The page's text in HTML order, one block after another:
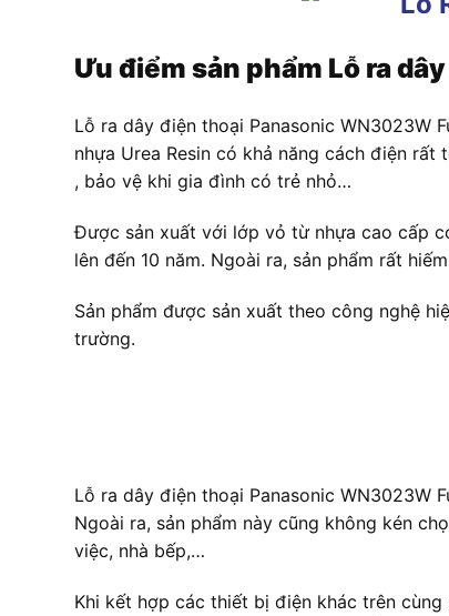
Ưu điểm sản phẩm Lỗ ra
Lỗ ra dây điện thoại Panasonic WN3023W
nhựa Urea Resin có khả năng cách điện
, bảo vệ khi gia đình có trẻ nhỏ…
Được sản xuất với lớp vỏ từ nhựa cao cấp
lên đến 10 năm. Ngoài ra, sản phẩm rất
Sản phẩm được sản xuất theo công nghệ
trường.
Lỗ ra dây điện thoại Panasonic WN3023W
Ngoài ra, sản phẩm này cũng không kén
việc, nhà bếp,…
Khi kết hợp các thiết bị điện khác trên